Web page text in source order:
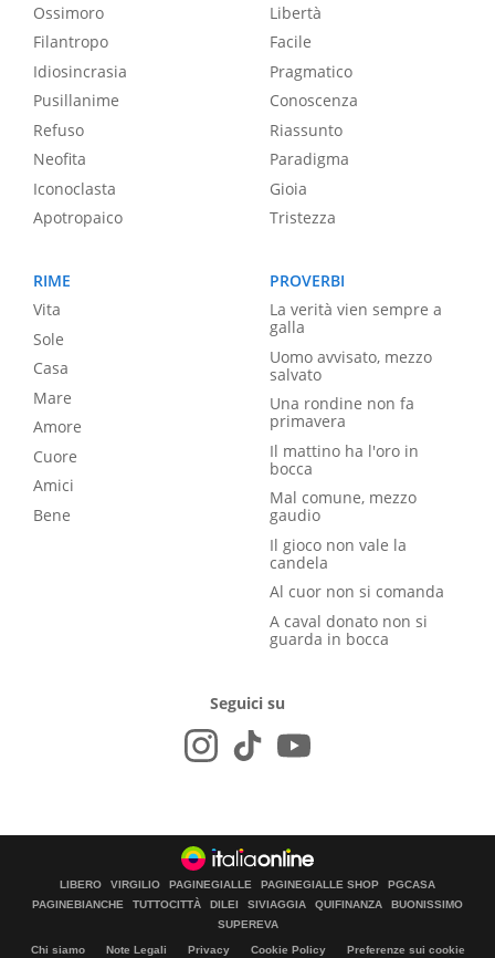
Ossimoro
Filantropo
Idiosincrasia
Pusillanime
Refuso
Neofita
Iconoclasta
Apotropaico
Libertà
Facile
Pragmatico
Conoscenza
Riassunto
Paradigma
Gioia
Tristezza
RIME
Vita
Sole
Casa
Mare
Amore
Cuore
Amici
Bene
PROVERBI
La verità vien sempre a
galla
Uomo avvisato, mezzo
salvato
Una rondine non fa
primavera
Il mattino ha l'oro in
bocca
Mal comune, mezzo
gaudio
Il gioco non vale la
candela
Al cuor non si comanda
A caval donato non si
guarda in bocca
Seguici su
LIBERO VIRGILIO PAGINEGIALLE PAGINEGIALLE SHOP
PGCASA
PAGINEBIANCHE
TUTTOCITTÀ DILEI SIVIAGGIA QUIFINANZA
BUONISSIMO
SUPEREVA
Chi siamo Note Legali Privacy Cookie Policy Preferenze sui cookie